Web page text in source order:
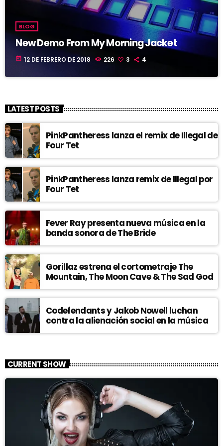
BLOG
New Demo From My Morning Jacket
today 12 DE FEBRERO DE 2018 226 3 4
LATEST POSTS
PinkPantheress lanza el remix de Illegal de
Four Tet
PinkPantheress lanza remix de Illegal por
Four Tet
Fever Ray presenta nueva música en la
banda sonora de The Bride
Gorillaz estrena el cortometraje The
Mountain, The Moon Cave & The Sad God
Codefendants y Jakob Nowell luchan
contra la alienación social en la música
CURRENT SHOW